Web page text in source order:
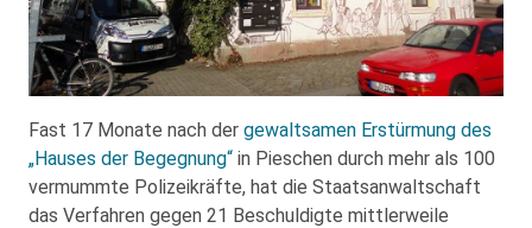
Fast 17 Monate nach der gewaltsamen Erstürmung des
„Hauses der Begegnung“ in Pieschen durch mehr als 100
vermummte Polizeikräfte, hat die Staatsanwaltschaft
das Verfahren gegen 21 Beschuldigte mittlerweile